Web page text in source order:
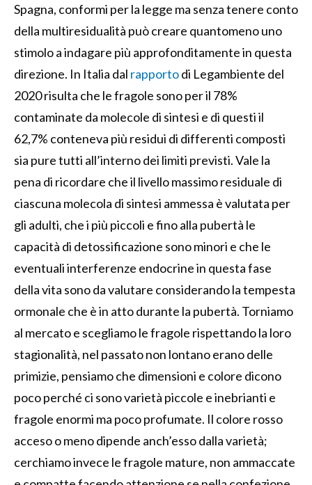
Spagna, conformi per la legge ma senza tenere conto
della multiresidualità può creare quantomeno uno
stimolo a indagare più approfonditamente in questa
direzione. In Italia dal rapportodi Legambiente del
2020 risulta che le fragole sono per il 78%
contaminate da molecole di sintesi e di questi il
62,7% conteneva più residui di differenti composti
sia pure tutti all’interno dei limiti previsti. Vale la
pena di ricordare che il livello massimo residuale di
ciascuna molecola di sintesi ammessa è valutata per
gli adulti, che i più piccoli e fino alla pubertà le
capacità di detossificazione sono minori e che le
eventuali interferenze endocrine in questa fase
della vita sono da valutare considerando la tempesta
ormonale che è in atto durante la pubertà. Torniamo
al mercato e scegliamo le fragole rispettando la loro
stagionalità, nel passato non lontano erano delle
primizie, pensiamo che dimensioni e colore dicono
poco perché ci sono varietà piccole e inebrianti e
fragole enormi ma poco profumate. Il colore rosso
acceso o meno dipende anch’esso dalla varietà;
cerchiamo invece le fragole mature, non ammaccate